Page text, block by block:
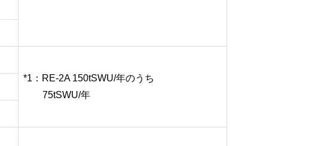
*1：RE-2A 150tSWU/年のうち
75tSWU/年